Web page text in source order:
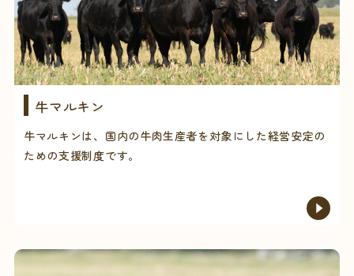
牛マルキン
牛マルキンは、国内の牛肉生産者を対象にした経営安定の
ための支援制度です。